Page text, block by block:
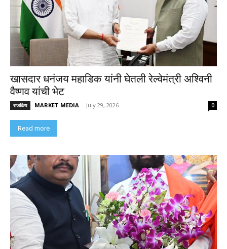
खासदार धनंजय महाडिक यांनी घेतली रेल्वेमंत्री अश्विनी
वैष्णव यांची भेट
राजकिय MARKET MEDIA - July 29, 2026 0
Read more